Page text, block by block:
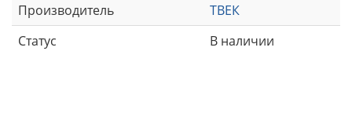
Производитель
ТВЕК
Статус
В наличии